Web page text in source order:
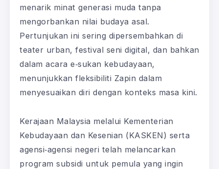
menarik minat generasi muda tanpa
mengorbankan nilai budaya asal.
Pertunjukan ini sering dipersembahkan di
teater urban, festival seni digital, dan bahkan
dalam acara e‑sukan kebudayaan,
menunjukkan fleksibiliti Zapin dalam
menyesuaikan diri dengan konteks masa kini.
Kerajaan Malaysia melalui Kementerian
Kebudayaan dan Kesenian (KASKEN) serta
agensi‑agensi negeri telah melancarkan
program subsidi untuk pemula yang ingin